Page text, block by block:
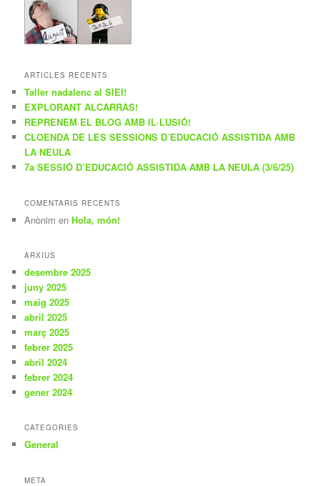
ARTICLES RECENTS
Taller nadalenc al SIEI!
EXPLORANT ALCARRÀS!
REPRENEM EL BLOG AMB IL·LUSIÓ!
CLOENDA DE LES SESSIONS D´EDUCACIÓ ASSISTIDA AMB
LA NEULA
7a SESSIÓ D’EDUCACIÓ ASSISTIDA AMB LA NEULA (3/6/25)
COMENTARIS RECENTS
Anònim enHola, món!
ARXIUS
desembre 2025
juny 2025
maig 2025
abril 2025
març 2025
febrer 2025
abril 2024
febrer 2024
gener 2024
CATEGORIES
General
META